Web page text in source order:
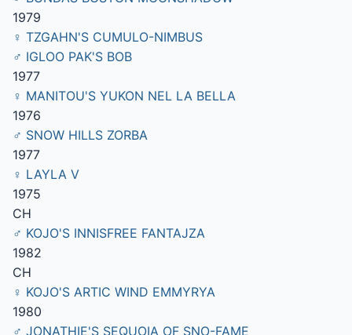
1979
♀ TZGAHN'S CUMULO-NIMBUS
♂ IGLOO PAK'S BOB
1977
♀ MANITOU'S YUKON NEL LA BELLA
1976
♂ SNOW HILLS ZORBA
1977
♀ LAYLA V
1975
CH
♂ KOJO'S INNISFREE FANTAJZA
1982
CH
♀ KOJO'S ARTIC WIND EMMYRYA
1980
♂ JONATHIE'S SEQUOIA OF SNO-FAME